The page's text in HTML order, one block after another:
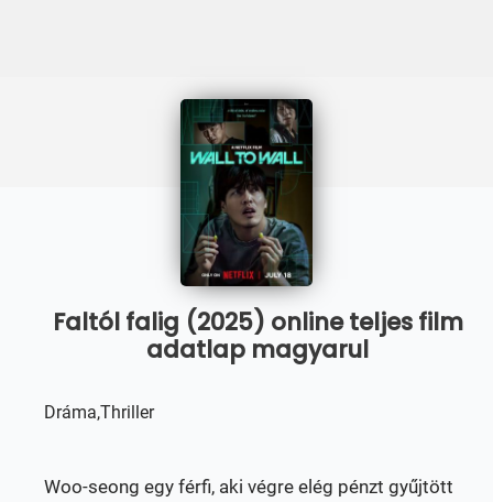
Faltól falig (2025) online teljes film
adatlap magyarul
Dráma,Thriller
Woo-seong egy férfi, aki végre elég pénzt gyűjtött